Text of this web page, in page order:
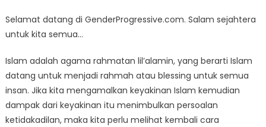
Selamat datang di GenderProgressive.com. Salam sejahtera
untuk kita semua…
Islam adalah agama rahmatan lil’alamin, yang berarti Islam
datang untuk menjadi rahmah atau blessing untuk semua
insan. Jika kita mengamalkan keyakinan Islam kemudian
dampak dari keyakinan itu menimbulkan persoalan
ketidakadilan, maka kita perlu melihat kembali cara